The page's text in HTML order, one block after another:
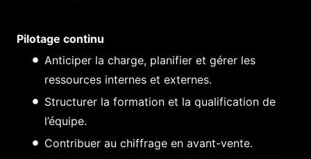
Pilotage continu
Anticiper la charge, planifier et gérer les
ressources internes et externes.
Structurer la formation et la qualification de
l’équipe.
Contribuer au chiffrage en avant-vente.